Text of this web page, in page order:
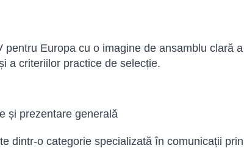
pentru Europa cu o imagine de ansamblu clară
a criteriilor practice de selecție.
și prezentare generală
dintr-o categorie specializată în comunicații